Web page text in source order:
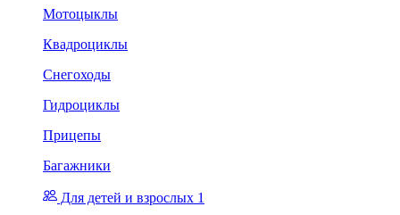
Мотоцыклы
Квадроциклы
Снегоходы
Гидроциклы
Прицепы
Багажники
Для детей и взрослых 1